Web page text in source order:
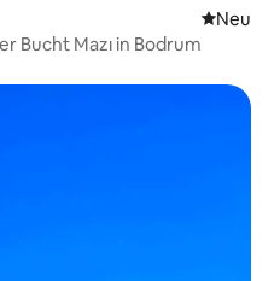
Neue
Neu
Bucht Mazı in Bodrum